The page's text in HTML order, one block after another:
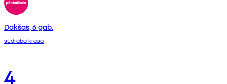
Dakšas, 6 gab.
sudraba krāsā
4